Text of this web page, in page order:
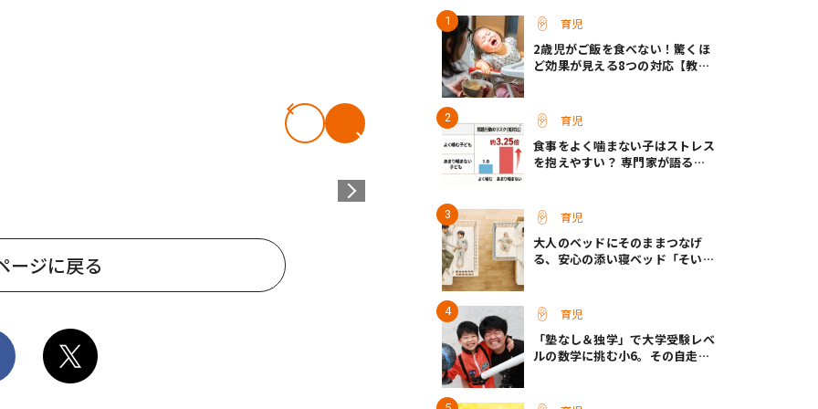
ージに戻る
育児
2歳児がご飯を食べない！驚くほ
ど効果が見える8つの対応【教え
育児
食事をよく噛まない子はストレス
を抱えやすい？ 専門家が語る、
育児
大人のベッドにそのままつなげ
る、安心の添い寝ベッド「そいね
育児
「塾なし＆独学」で大学受験レベ
ルの数学に挑む小6。その自走力